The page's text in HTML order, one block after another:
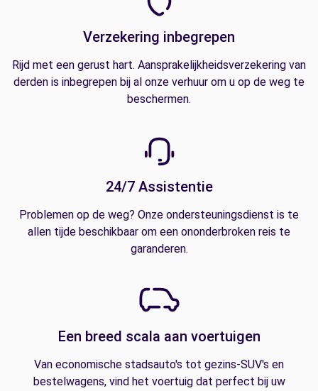
Verzekering inbegrepen
Rijd met een gerust hart. Aansprakelijkheidsverzekering van
derden is inbegrepen bij al onze verhuur om u op de weg te
beschermen.
24/7 Assistentie
Problemen op de weg? Onze ondersteuningsdienst is te
allen tijde beschikbaar om een ononderbroken reis te
garanderen.
Een breed scala aan voertuigen
Van economische stadsauto's tot gezins-SUV's en
bestelwagens, vind het voertuig dat perfect bij uw